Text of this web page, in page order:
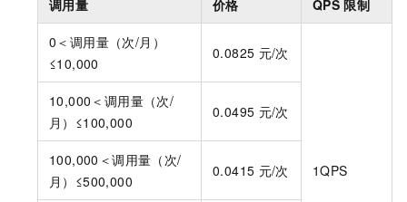
调用量 价格 QPS 限制
0＜调用量（次/月）
≤10,000
0.0825 元/次
1QPS
10,000＜调用量（次/
月）≤100,000
0.0495 元/次
100,000＜调用量（次/
月）≤500,000
0.0415 元/次